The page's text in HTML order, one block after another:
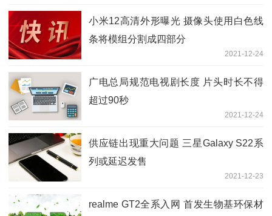
小米12高清外形曝光 摄像头使用白色线
条将模组分割成四部分
2021-12-24
广电总局规范电视剧长度 片头时长不得
超过90秒
2021-12-24
供应链出现重大问题 三星Galaxy S22系
列或延迟发售
2021-12-23
realme GT2全系入网 首发生物基环保材